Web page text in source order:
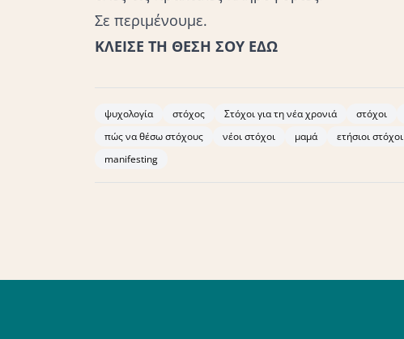
Σε περιμένουμε.
ΚΛΕΙΣΕ ΤΗ ΘΕΣΗ ΣΟΥ ΕΔΩ
ψυχολογία στόχος Στόχοι για τη νέα χρονιά στόχοι
πώς να θέσω στόχους
νέοι στόχοι μαμά ετήσιοι στόχοι
manifesting